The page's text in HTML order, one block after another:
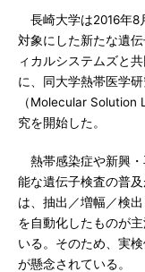
長崎大学は2016年8
対象にした新たな遺
ィカルシステムズと
に、同大学熱帯医学
（Molecular
究を開始した。
熱帯感染症や新興・
能な遺伝子検査の普
は、抽出／増幅／検
を自動化したものが
いる。そのため、実
が懸念されている。